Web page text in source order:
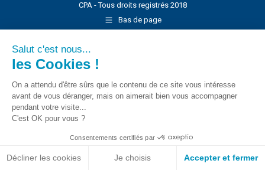
CPA - Tous droits registrés 2018
Bas de page
Salut c'est nous...
les Cookies !
On a attendu d'être sûrs que le contenu de ce site vous intéresse
avant de vous déranger, mais on aimerait bien vous accompagner
pendant votre visite...
C'est OK pour vous ?
Consentements certifiés par
Décliner les cookies Je choisis Accepter et fermer